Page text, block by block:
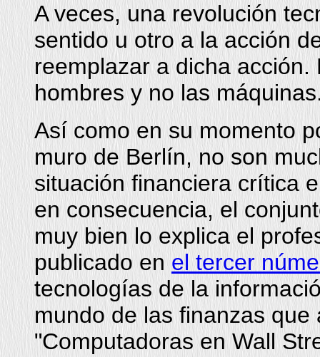
A veces, una revolución
sentido u otro a la acción
reemplazar a dicha
hombres y no las
Así como en su momento
muro de Berlín, no son
situación financiera crítica
en consecuencia, el
muy bien lo explica el
publicado enel tercer
tecnologías de la
mundo de las finanzas
"Computadoras en Wall